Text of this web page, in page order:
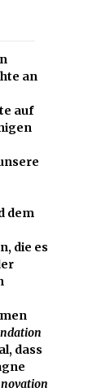
an
auf
dem
die es
dass